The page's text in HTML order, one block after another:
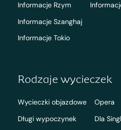
Informacje Rzym
Informacje Szanghaj
Informacje Tokio
Rodzaje wycieczek
Wycieczki objazdowe
Długi wypoczynek
Opera
Dla